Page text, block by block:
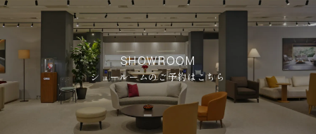
SHOWROOM
ショールームのご予約はこちら